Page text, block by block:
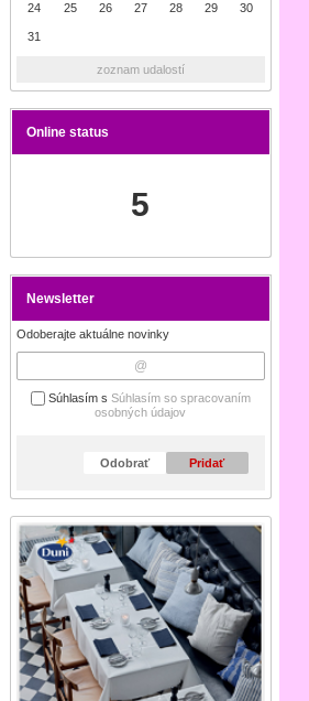
24 25 26 27 28 29 30
31
zoznam udalostí
Online status
5
Newsletter
Odoberajte aktuálne novinky
Súhlasím s Súhlasím so spracovaním
osobných údajov
Odobrať Pridať